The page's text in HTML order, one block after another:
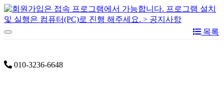
010-3236-6648
목록